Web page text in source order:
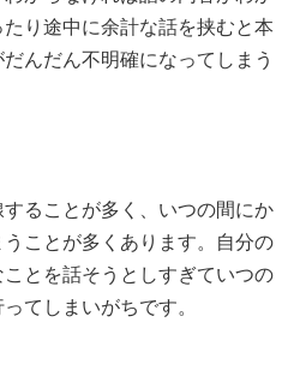
り途中に余計な話を挟むと本
んだん不明確になってしまう
ることが多く、いつの間にか
ことが多くあります。自分の
とを話そうとしすぎていつの
てしまいがちです。